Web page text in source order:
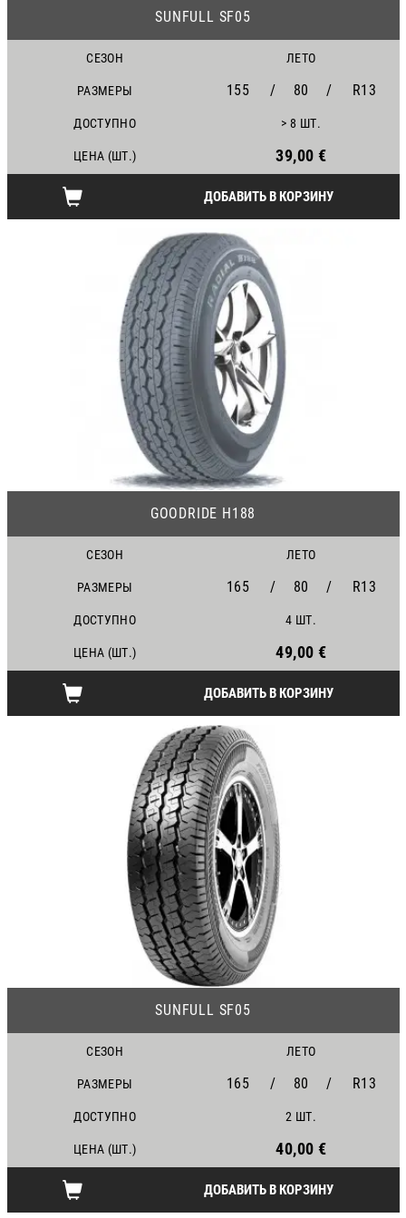
SUNFULL SF05
СЕЗОН ЛЕТО
РАЗМЕРЫ 155 / 80 / R13
ДОСТУПНО > 8 ШТ.
ЦЕНА (ШТ.) 39,00 €
ДОБАВИТЬ В КОРЗИНУ
GOODRIDE H188
СЕЗОН ЛЕТО
РАЗМЕРЫ 165 / 80 / R13
ДОСТУПНО 4 ШТ.
ЦЕНА (ШТ.) 49,00 €
ДОБАВИТЬ В КОРЗИНУ
SUNFULL SF05
СЕЗОН ЛЕТО
РАЗМЕРЫ 165 / 80 / R13
ДОСТУПНО 2 ШТ.
ЦЕНА (ШТ.) 40,00 €
ДОБАВИТЬ В КОРЗИНУ